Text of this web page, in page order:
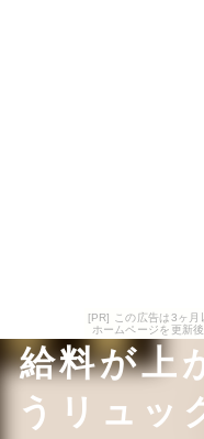
[PR] この広告は3ヶ月
ホームページを更新
給料が上
うリュッ